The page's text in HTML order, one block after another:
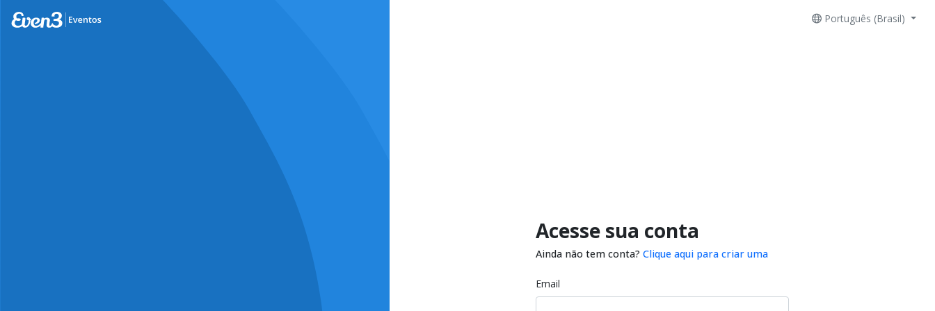
Português (Brasil)
Acesse sua conta
Ainda não tem conta? Clique aqui para criar uma
Email